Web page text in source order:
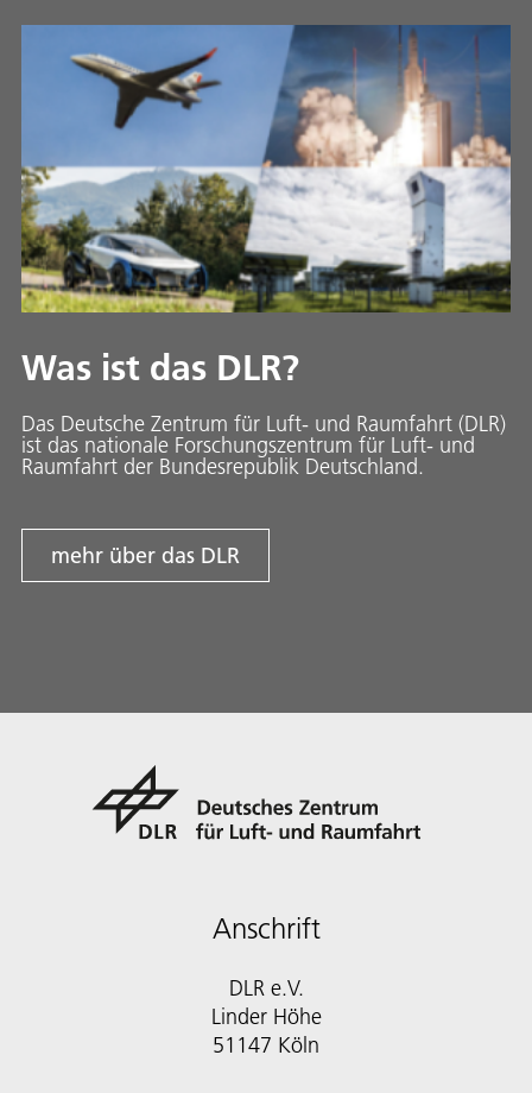
Was ist das DLR?
Das Deutsche Zentrum für Luft- und Raumfahrt (DLR)
ist das nationale Forschungszentrum für Luft- und
Raumfahrt der Bundesrepublik Deutschland.
mehr über das DLR
Anschrift
DLR e.V.
Linder Höhe
51147 Köln